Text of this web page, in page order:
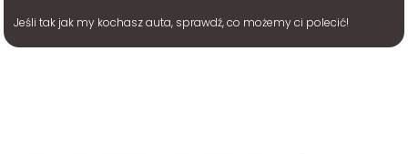
Jeśli tak jak my kochasz auta, sprawdź, co możemy ci polecić!